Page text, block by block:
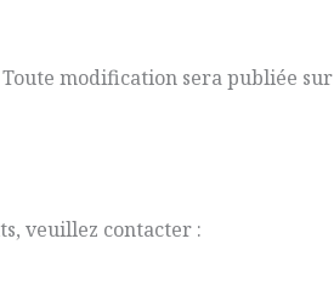
modification sera publiée sur
veuillez contacter :